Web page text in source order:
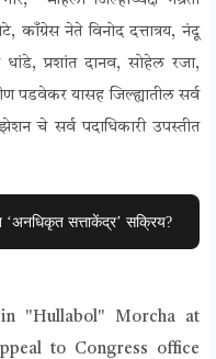
नेते विनोद दत्तात्रय, नंदू
प्रशांत दानव, सोहेल रजा,
पडवेकर यासह जिल्ह्यातील सर्व
चे सर्व पदाधिकारी उपस्तीत
सत्ताकेंद्र’ सक्रिय?
"Hullabol" Morcha at
to Congress office